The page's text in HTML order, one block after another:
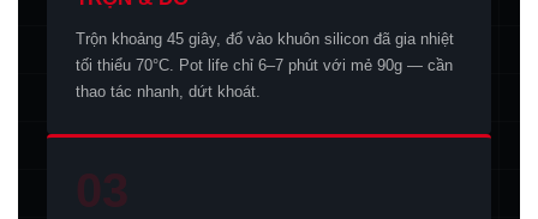
Trộn khoảng 45 giây, đổ vào khuôn silicon đã gia nhiệt
tối thiểu 70°C. Pot life chỉ 6–7 phút với mẻ 90g — cần
thao tác nhanh, dứt khoát.
03